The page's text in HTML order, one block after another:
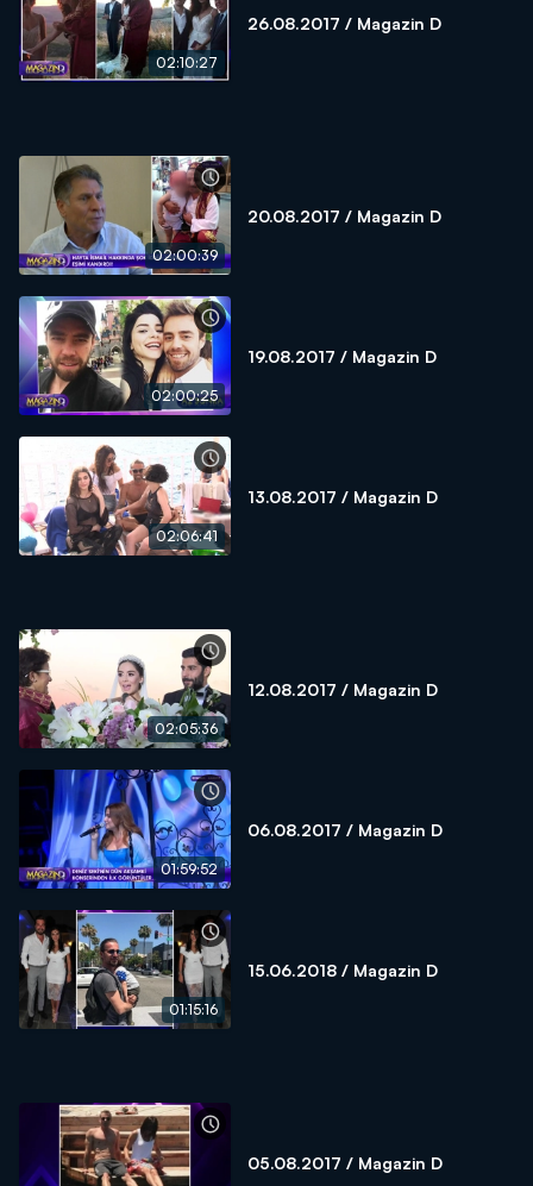
02:10:27
26.08.2017 / Magazin D
02:00:39
20.08.2017 / Magazin D
02:00:25
19.08.2017 / Magazin D
02:06:41
13.08.2017 / Magazin D
02:05:36
12.08.2017 / Magazin D
01:59:52
06.08.2017 / Magazin D
01:15:16
15.06.2018 / Magazin D
05.08.2017 / Magazin D